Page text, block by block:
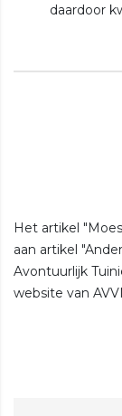
daardoor
Het artikel
aan artikel
Avontuurlijk
website van